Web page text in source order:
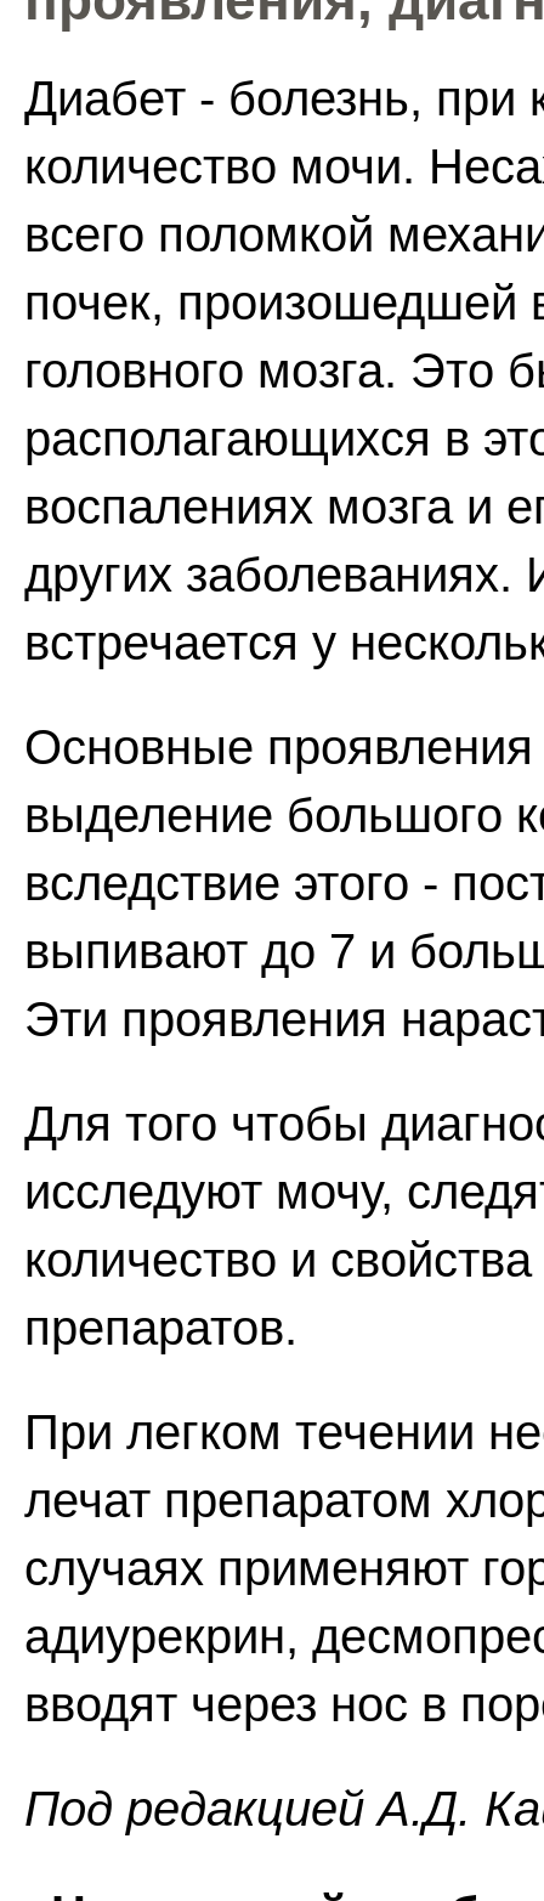
Диабет - болезнь, при
количество мочи.
всего поломкой
почек, произошедшей
головного мозга. Это
располагающихся в
воспалениях мозга и
других
встречается у
Основные проявления
выделение большого
вследствие этого -
выпивают до 7 и
Эти проявления
Для того чтобы
исследуют мочу,
количество и
препаратов.
При легком течении
лечат препаратом
случаях применяют
адиурекрин,
вводят через нос в
Под редакцией А.Д.